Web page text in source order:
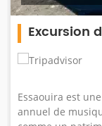
Circuit
jours
Lors de cette